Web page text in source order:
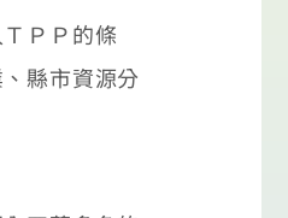
ＰＰ的條
縣市資源分